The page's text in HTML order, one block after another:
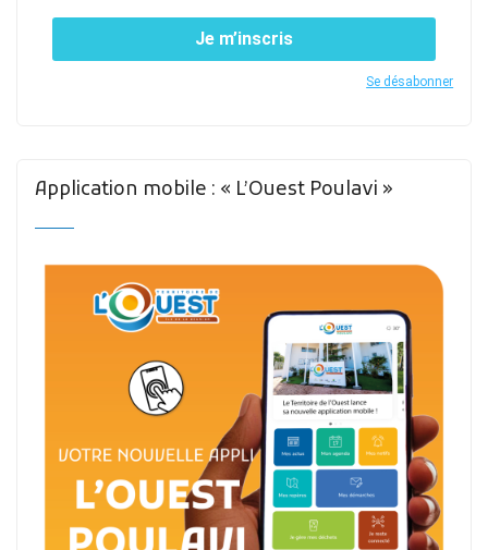
Je m’inscris
Se désabonner
Application mobile : « L’Ouest Poulavi »